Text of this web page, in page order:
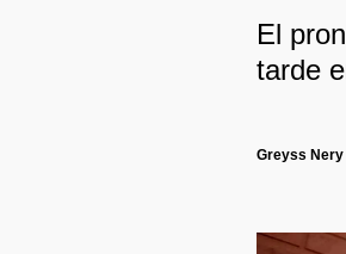
El
tarde
Greyss